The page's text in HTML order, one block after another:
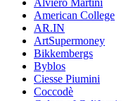
Alviero Martini
American College
AR.IN
ArtSupermoney
Bikkembergs
Byblos
Ciesse Piumini
Coccodè